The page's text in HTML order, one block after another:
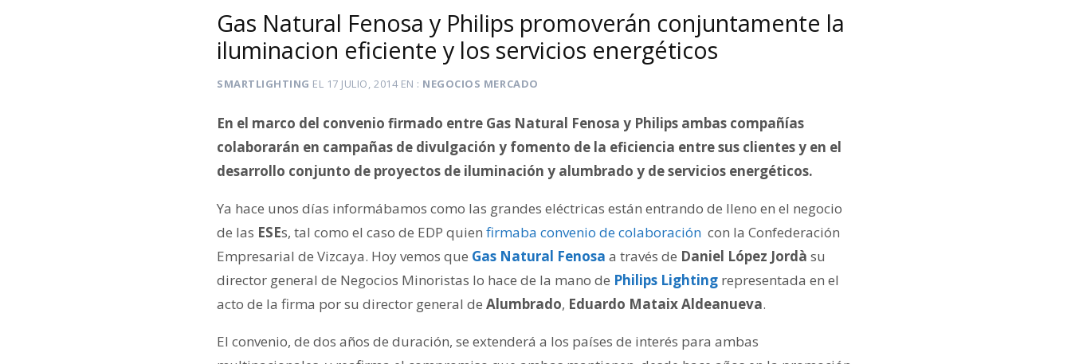
Gas Natural Fenosa y Philips promoverán conjuntamente la
iluminacion eficiente y los servicios energéticos
SMARTLIGHTING EL 17 JULIO, 2014EN NEGOCIOS MERCADO
En el marco del convenio firmado entre Gas Natural Fenosa y Philips ambas compañías
colaborarán en campañas de divulgación y fomento de la eficiencia entre sus clientes y en el
desarrollo conjunto de proyectos de iluminación y alumbrado y de servicios energéticos.
Ya hace unos días informábamos como las grandes eléctricas están entrando de lleno en el negocio
de las ESEs, tal como el caso de EDP quien firmaba convenio de colaboración con la Confederación
Empresarial de Vizcaya. Hoy vemos que Gas Natural Fenosa a través de Daniel López Jordà su
director general de Negocios Minoristas lo hace de la mano de Philips Lighting representada en el
acto de la firma por su director general de Alumbrado, Eduardo Mataix Aldeanueva.
El convenio, de dos años de duración, se extenderá a los países de interés para ambas